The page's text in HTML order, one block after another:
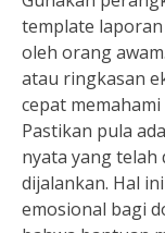
template
oleh orang
atau ringkasan
cepat
Pastikan pula
nyata yang telah
dijalankan. Hal
emosional bagi